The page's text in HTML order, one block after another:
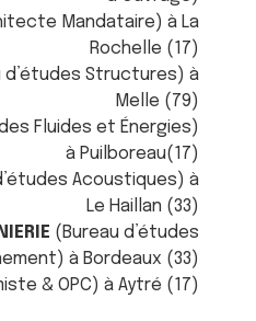
Mandataire) à La
Rochelle (17)
d’études Structures) à
Melle (79)
Fluides et Énergies)
à Puilboreau(17)
Acoustiques) à
Le Haillan (33)
(Bureau d’études
à Bordeaux (33)
& OPC) à Aytré (17)